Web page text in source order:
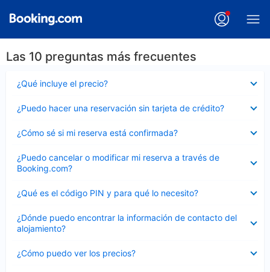
Las 10 preguntas más frecuentes
¿Qué incluye el precio?
cerrado
¿Puedo hacer una reservación sin tarjeta de crédito?
cerrado
¿Cómo sé si mi reserva está confirmada?
cerrado
¿Puedo cancelar o modificar mi reserva a través de
Booking.com?
cerrado
¿Qué es el código PIN y para qué lo necesito?
cerrado
¿Dónde puedo encontrar la información de contacto del
alojamiento?
cerrado
¿Cómo puedo ver los precios?
cerrado